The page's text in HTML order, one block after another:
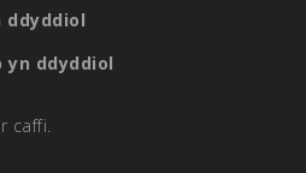
ddyddiol
yn ddyddiol
caffi.